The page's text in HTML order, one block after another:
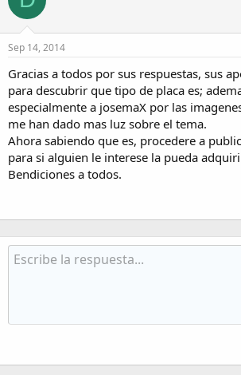
Sep 14, 2014
Gracias a todos por sus respuestas, sus
para descubrir que tipo de placa es;
especialmente a josemaX por las
me han dado mas luz sobre el tema.
Ahora sabiendo que es, procedere a
para si alguien le interese la pueda
Bendiciones a todos.